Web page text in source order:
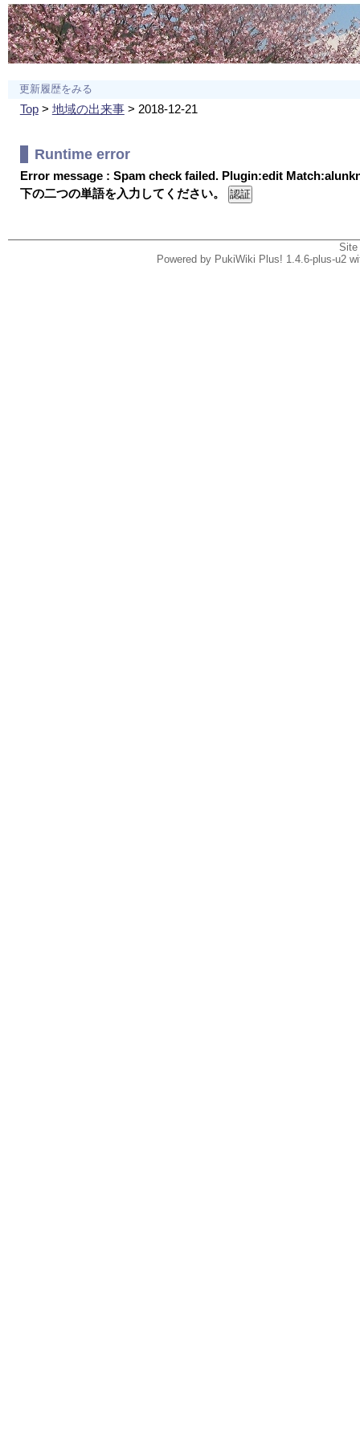
更新履歴をみる
Top> 地域の出来事> 2018-12-21
Runtime error
Error message : Spam check failed. Plugin:edit
下の二つの単語を入力してください。
Powered by PukiWiki Plus! 1.4.6-plus-u2